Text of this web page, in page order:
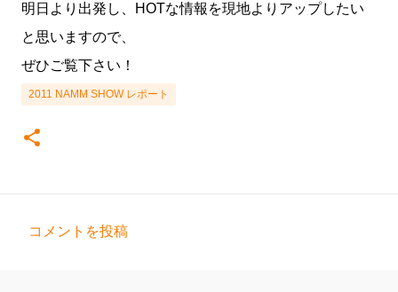
明日より出発し、HOTな情報を現地よりアップしたい
と思いますので、
ぜひご覧下さい！
2011 NAMM SHOW レポート
コメントを投稿